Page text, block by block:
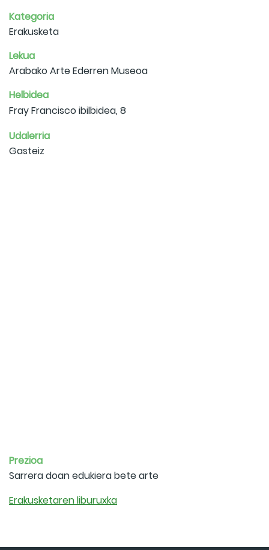
Kategoria
Erakusketa
Lekua
Arabako Arte Ederren Museoa
Helbidea
Fray Francisco ibilbidea, 8
Udalerria
Gasteiz
Prezioa
Sarrera doan edukiera bete arte
Erakusketaren liburuxka